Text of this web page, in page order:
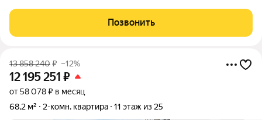
ипотечных средств, есть военная ипотека. Жилая площадь 27.9
м2, кухня 20.5 м2, отделка
Позвонить
13 858 240₽ –12%
12 195 251 ₽
от 58 078 ₽ в месяц
68,2 м²
2-комн. квартира 11 этаж из 25